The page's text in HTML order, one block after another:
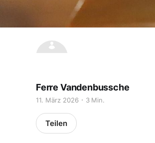
Ferre Vandenbussche
11. März 2026 3 Min.
Teilen